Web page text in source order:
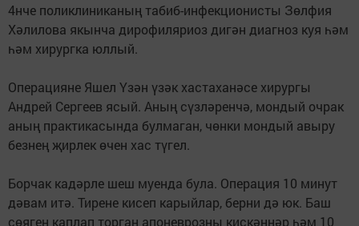
4нче поликлиниканың табиб-инфекционисты Зөлфия
Хәлилова якынча дирофиляриоз дигән диагноз куя һәм
һәм хирургка юллый.
Операцияне Яшел Үзән үзәк хастаханәсе хирургы
Андрей Сергеев ясый. Аның сүзләренчә, мондый очрак
аның практикасында булмаган, чөнки мондый авыру
безнең җирлек өчен хас түгел.
Борчак кадәрле шеш муенда була. Операция 10 минут
дәвам итә. Тирене кисеп карыйлар, берни дә юк. Баш
сөяген каплап торган апоневрозны кискәннәр һәм 10